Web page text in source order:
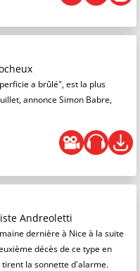
a brûlé", est la plus
annonce Simon Babre,
Andreoletti
dernière à Nice à la suite
décès de ce type en
tirent la sonnette d'alarme.